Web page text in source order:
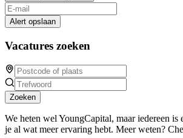
Alert opslaan
Vacatures zoeken
Zoeken
We heten wel YoungCapital, maar iedereen
je al wat meer ervaring hebt. Meer weten?